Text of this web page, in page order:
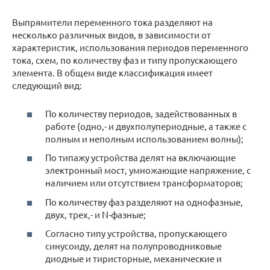
Выпрямители переменного тока разделяют на
несколько различных видов, в зависимости от
характеристик, использования периодов переменного
тока, схем, по количеству фаз и типу пропускающего
элемента. В общем виде классификация имеет
следующий вид:
По количеству периодов, задействованных в
работе (одно,- и двухполупериодные, а также с
полным и неполным использованием волны);
По типажу устройства делят на включающие
электронный мост, умножающие напряжение, с
наличием или отсутствием трансформаторов;
По количеству фаз разделяют на однофазные,
двух, трех,- и N-фазные;
Согласно типу устройства, пропускающего
синусоиду, делят на полупроводниковые
диодные и тиристорные, механические и